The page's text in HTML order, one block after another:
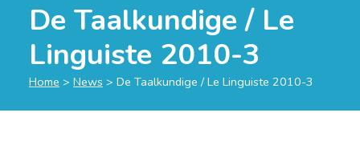
De Taalkundige / Le
Linguiste 2010-3
Home > News > De Taalkundige / Le Linguiste 2010-3